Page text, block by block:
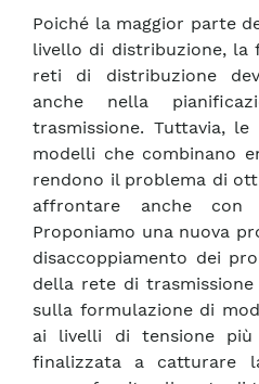
Poiché la maggior parte
livello di distribuzione, la
reti di distribuzione
anche nella
trasmissione. Tuttavia,
modelli che combinano
rendono il problema di
affrontare anche con
Proponiamo una nuova
disaccoppiamento dei
della rete di
sulla formulazione di
ai livelli di tensione più
finalizzata a catturare